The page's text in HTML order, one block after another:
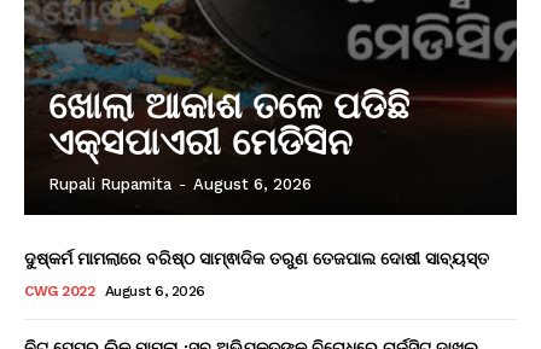
ଖୋଲା ଆକାଶ ତଳେ ପଡିଛି
ଏକ୍ସପାଏରୀ ମେଡିସିନ
Rupali Rupamita - August 6, 2026
ଦୁଷ୍କର୍ମ ମାମଲାରେ ବରିଷ୍ଠ ସାମ୍ଵାଦିକ ତରୁଣ ତେଜପାଲ ଦୋଷୀ ସାବ୍ୟସ୍ତ
CWG 2022 August 6, 2026